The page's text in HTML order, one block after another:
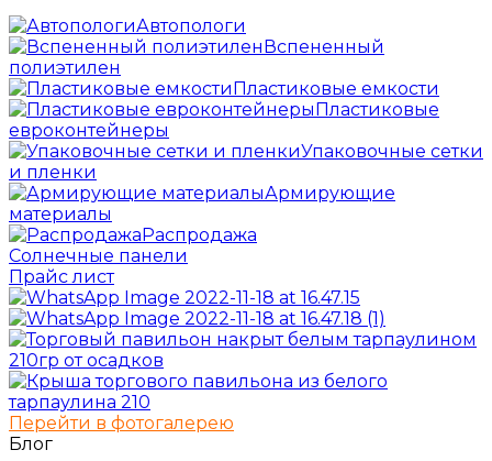
Автопологи
Вспененный
полиэтилен
Пластиковые емкости
Пластиковые
евроконтейнеры
Упаковочные сетки
и пленки
Армирующие
материалы
Распродажа
Солнечные панели
Прайс лист
Перейти в фотогалерею
Блог